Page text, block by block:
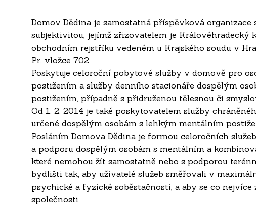
Domov Dědina je samostatná příspěvková organizace
subjektivitou, jejímž zřizovatelem je Královéhradecký
obchodním rejstříku vedeném u Krajského soudu v
Pr, vložce 702.
Poskytuje celoroční pobytové služby v domově pro
postižením a služby denního stacionáře dospělým
postižením, případně s přidruženou tělesnou či
Od 1. 2. 2014 je také poskytovatelem služby
určené dospělým osobám s lehkým mentálním
Posláním Domova Dědina je formou celoročních
a podporu dospělým osobám s mentálním a
které nemohou žít samostatně nebo s podporou
bydlišti tak, aby uživatelé služeb směřovali v
psychické a fyzické soběstačnosti, a aby se co nejvíce
společnosti.